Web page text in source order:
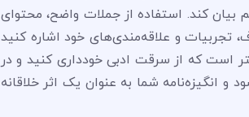
بیان کند. استفاده از جملات واضح، محتوای
تجربیات و علاقه‌مندی‌های خود اشاره کنید
است که از سرقت ادبی خودداری کنید و در
و انگیزه‌نامه شما به عنوان یک اثر خلاقانه